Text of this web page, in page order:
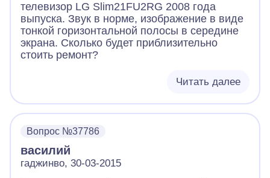
телевизор LG Slim21FU2RG 2008 года
выпуска. Звук в норме, изображение в виде
тонкой горизонтальной полосы в середине
экрана. Сколько будет приблизительно
стоить ремонт?
Читать далее
Вопрос №37786
василий
гаджинво, 30-03-2015